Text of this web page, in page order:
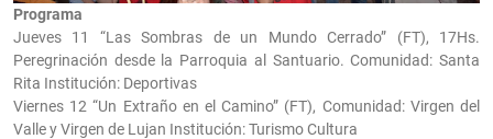
Programa
Jueves 11 “Las Sombras de un Mundo Cerrado” (FT), 17Hs.
Peregrinación desde la Parroquia al Santuario. Comunidad: Santa
Rita Institución: Deportivas
Viernes 12 “Un Extraño en el Camino” (FT), Comunidad: Virgen del
Valle y Virgen de Lujan Institución: Turismo Cultura